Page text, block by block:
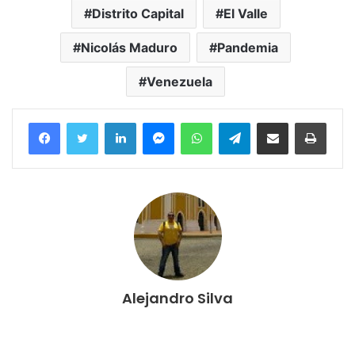
Distrito Capital El Valle
Nicolás Maduro Pandemia
Venezuela
FacebookTwitter LinkedInMessengerWhatsAppTelegramCompartir por correo electrónico
Alejandro Silva